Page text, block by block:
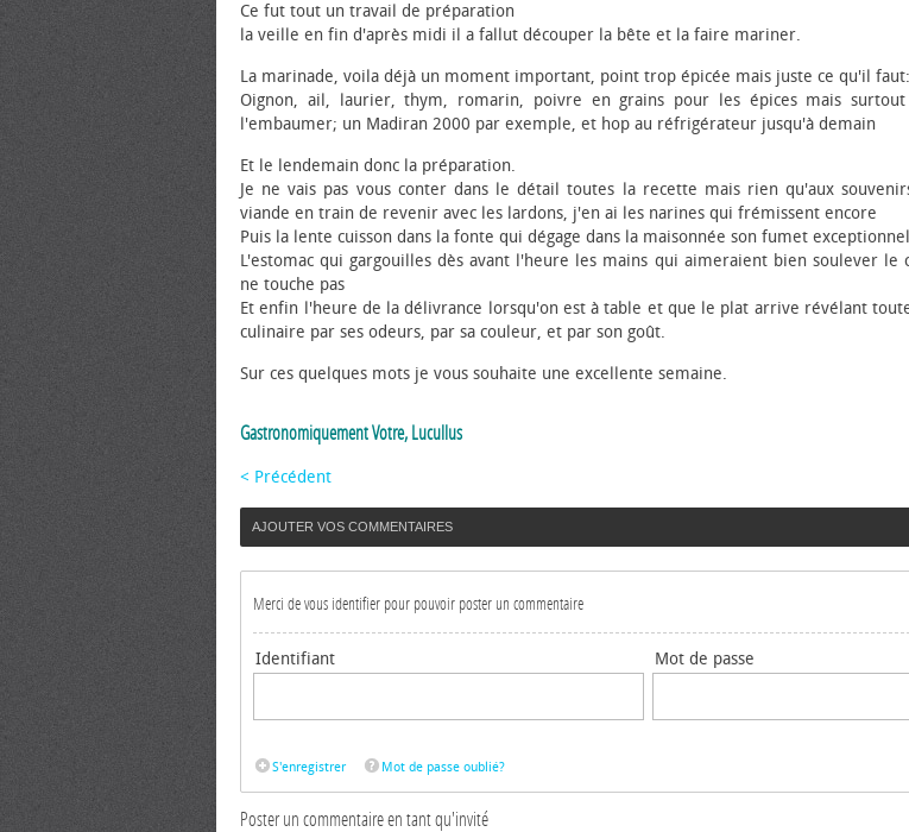
Ce fut tout un travail de préparation
la veille en fin d'après midi il a fallut découper la bête et la faire mariner.
La marinade, voila déjà un moment important, point trop épicée mais juste ce qu'il faut:
Oignon, ail, laurier, thym, romarin, poivre en grains pour les épices mais
l'embaumer; un Madiran 2000 par exemple, et hop au réfrigérateur jusqu'à demain
Et le lendemain donc la préparation.
Je ne vais pas vous conter dans le détail toutes la recette mais rien qu'aux
viande en train de revenir avec les lardons, j'en ai les narines qui frémissent encore
Puis la lente cuisson dans la fonte qui dégage dans la maisonnée son fumet
L'estomac qui gargouilles dès avant l'heure les mains qui aimeraient bien soulever le
ne touche pas
Et enfin l'heure de la délivrance lorsqu'on est à table et que le plat arrive révélant
culinaire par ses odeurs, par sa couleur, et par son goût.
Sur ces quelques mots je vous souhaite une excellente semaine.
Gastronomiquement Votre, Lucullus
< Précédent
AJOUTER VOS COMMENTAIRES
Merci de vous identifier pour pouvoir poster un commentaire
Identifiant Mot de passe
S'enregistrer Mot de passe oublié?
Poster un commentaire en tant qu'invité